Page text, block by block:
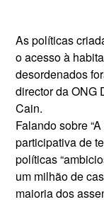
As políticas
o acesso à
desordenados
director da ONG
Cain.
Falando sobre
participativa de
políticas
um milhão de
maioria dos